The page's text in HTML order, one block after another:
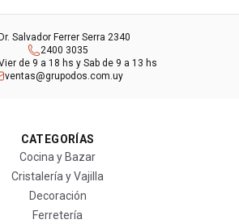
Dr. Salvador Ferrer Serra 2340
2400 3035
de 9 a 18 hs y Sab de 9 a 13 hs
ventas@grupodos.com.uy
CATEGORÍAS
Cocina y Bazar
Cristalería y Vajilla
Decoración
Ferretería